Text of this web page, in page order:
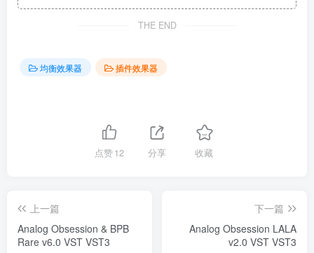
THE END
均衡效果器 插件效果器
点赞12 分享 收藏
上一篇
Analog Obsession & BPB
Rare v6.0 VST VST3
下一篇
Analog Obsession LALA
v2.0 VST VST3